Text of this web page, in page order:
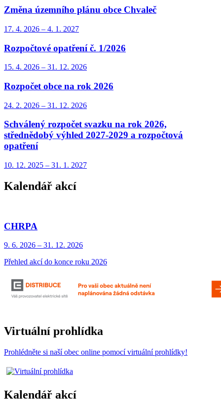
Změna územního plánu obce Chvaleč
17. 4. 2026 – 4. 1. 2027
Rozpočtové opatření č. 1/2026
15. 4. 2026 – 31. 12. 2026
Rozpočet obce na rok 2026
24. 2. 2026 – 31. 12. 2026
Schválený rozpočet svazku na rok 2026,
střednědobý výhled 2027-2029 a rozpočtová
opatření
10. 12. 2025 – 31. 1. 2027
Kalendář akcí
CHRPA
9. 6. 2026 – 31. 12. 2026
Přehled akcí do konce roku 2026
Virtuální prohlídka
Prohlédněte si naší obec online pomocí virtuální prohlídky!
Kalendář akcí